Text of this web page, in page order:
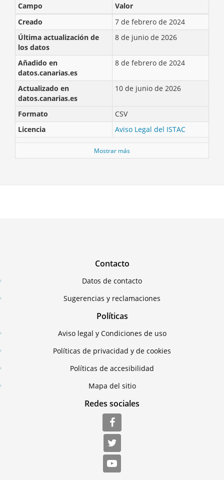
Campo
Valor
Creado
7 de febrero de 2024
Última actualización de
los datos
8 de junio de 2026
Añadido en
datos.canarias.es
8 de febrero de 2024
Actualizado en
datos.canarias.es
10 de junio de 2026
Formato
CSV
Licencia
Aviso Legal del ISTAC
Mostrar más
Contacto
Datos de contacto
Sugerencias y reclamaciones
Políticas
Aviso legal y Condiciones de uso
Políticas de privacidad y de cookies
Políticas de accesibilidad
Mapa del sitio
Redes sociales